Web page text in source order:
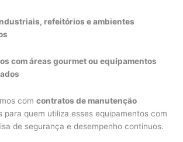
refeitórios e ambientes
com áreas gourmet ou equipamentos
comcontratos de manutenção
para quem utiliza esses equipamentos com
de segurança e desempenho contínuos.